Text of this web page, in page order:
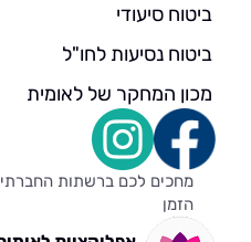
ביטוח סיעודי
ביטוח נסיעות לחו"ל
מכון המחקר של לאומית
מחכים לכם ברשתות
הזמן